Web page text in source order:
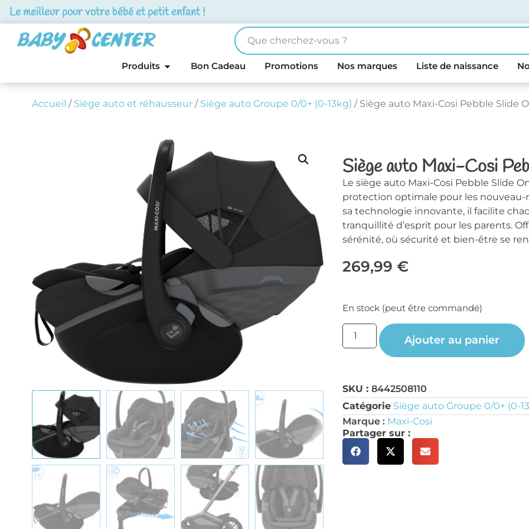
Le meilleur pour votre bébé et petit enfant !
Produits Bon Cadeau Promotions Nos marques Liste de naissance
Accueil / Siège auto et réhausseur/ Siège auto Groupe 0/0+ (0-13kg) / Siège auto Maxi-Cosi Pebble Slide
Siège auto Maxi-Cosi
Le siège auto Maxi-Cosi Pebble Slide
protection optimale pour les nouveau-
sa technologie innovante, il facilite
tranquillité d’esprit pour les parents.
sérénité, où sécurité et bien-être se
269,99€
En stock (peut être commandé)
Ajouter au panier
SKU :8442508110
Catégorie Siège auto Groupe 0/0+ (0-
Marque : Maxi-Cosi
Partager sur :